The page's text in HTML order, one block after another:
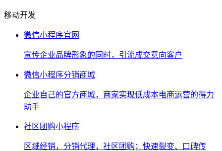
移动开发
微信小程序官网
宣传企业品牌形象的同时，引流成交意向客户
微信小程序分销商城
企业自己的官方商城，商家实现低成本电商运营的得力
助手
社区团购小程序
区域经销，分销代理，社区团购；快速裂变、口碑传